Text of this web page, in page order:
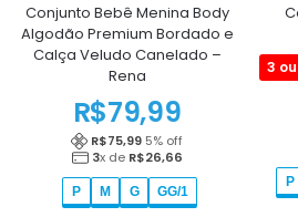
Conjunto Bebê Menina Body
Algodão Premium Bordado e
Calça Veludo Canelado –
Rena
R$79,99
R$75,99 5% off
3x de R$26,66
P M G GG/1
3
P